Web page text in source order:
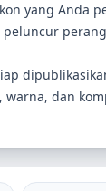
yang
peluncur
dan